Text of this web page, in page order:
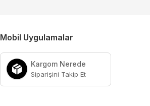
Mobil Uygulamalar
Kargom Nerede
Siparişini Takip Et